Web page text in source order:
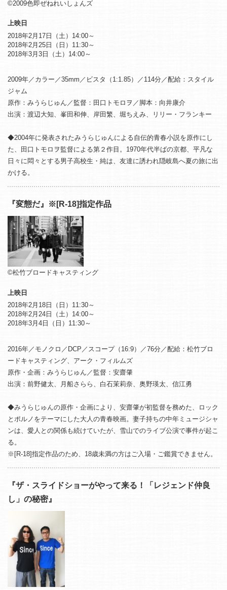
©2009色即ぜねれいしょんズ
上映日
2018年2月17日（土）14:00～
2018年2月25日（日）11:30～
2018年3月3日（土）14:00～
2009年／カラー／35mm／ビスタ（1:1.85）／114分／配給：スタイル
ジャム
原作：みうらじゅん／監督：田口トモロヲ／脚本：向井康介
出演：渡辺大知、峯田和伸、岸田繁、堀ちえみ、リリー・フランキー
◆2004年に発表されたみうらじゅんによる自伝的青春小説を原作にし
た、田口トモロヲ監督による第２作目。1970年代半ばの京都、平凡な
日々に悶々とする男子高校生・純は、友達に誘われ隠岐島へ夏の旅に出
かける。
『変態だ』※[R-18]指定作品
©松竹ブロードキャスティング
上映日
2018年2月18日（日）11:30～
2018年2月24日（土）14:00～
2018年3月4日（日）11:30～
2016年／モノクロ／DCP／スコープ（16:9）／76分／配給：松竹ブロ
ードキャスティング、アーク・フィルムズ
原作・企画：みうらじゅん／監督：安齋肇
出演：前野健太、月船さらら、白石茉莉奈、奥野瑛太、信江勇
◆みうらじゅんの原作・企画により、安齋肇が初監督を務めた、ロック
とポルノをテーマにした大人の青春映画。妻子持ちの中年ミュージシャ
ンは、愛人との関係も続けていたが、雪山でのライブ公演で事件が起こ
る。
※[R-18]指定作品のため、18歳未満の方はご入場・ご鑑賞できません。
『ザ・スライドショーがやって来る！「レジェンド仲良
し」の秘密』